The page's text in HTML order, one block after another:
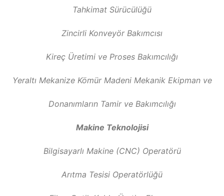
Tahkimat Sürücülüğü
Zincirli Konveyör Bakımcısı
Kireç Üretimi ve Proses Bakımcılığı
Yeraltı Mekanize Kömür Madeni Mekanik Ekipman ve
Donanımların Tamir ve Bakımcılığı
Makine Teknolojisi
Bilgisayarlı Makine (CNC) Operatörü
Arıtma Tesisi Operatörlüğü